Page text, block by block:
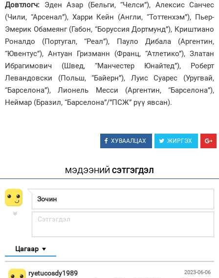
Довтлогч: Эден Азар (Бельги, “Челси”), Алексис Санчес
(Чили, “Арсенал”), Харри Кейн (Англи, “Тоттенхэм”), Пьер-
Эмерик Обамеянг (Габон, “Боруссия Дортмунд”), Криштиано
Роналдо (Португал, “Реал”), Пауло Дибала (Аргентин,
“Ювентус”), Антуан Гризманн (Франц, “Атлетико”), Златан
Ибрагимович (Швед, “Манчестер Юнайтед”), Роберт
Левандовски (Польш, “Байерн”), Луис Суарес (Уругвай,
“Барселона”), Лионель Месси (Аргентин, “Барселона”),
Неймар (Бразил, “Барселона”/”ПСЖ” рүү явсан).
ХУВААЛЦАХ ЖИРГЭХ
МЭДЭЭНИЙ СЭТГЭГДЭЛ
Цагаар
2023-06-06
ryetucosdy1989